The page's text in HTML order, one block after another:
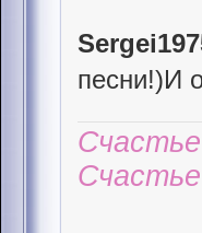
песни!)И